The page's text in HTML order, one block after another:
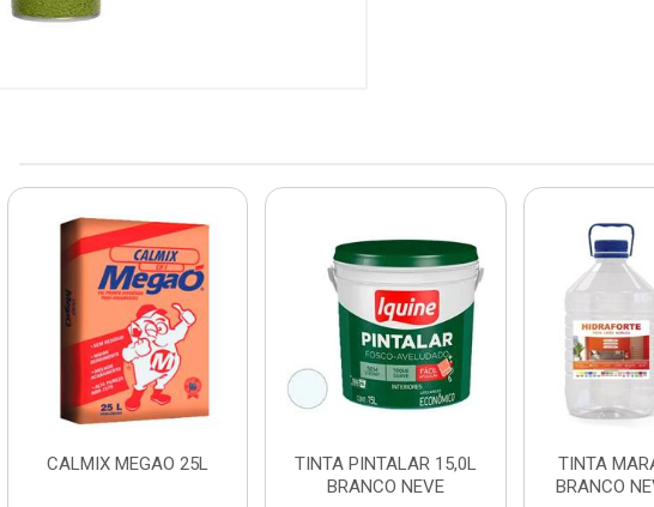
CALMIX MEGAO 25L
TINTA PINTALAR 15,0L
BRANCO NEVE
TINTA
BRANCO